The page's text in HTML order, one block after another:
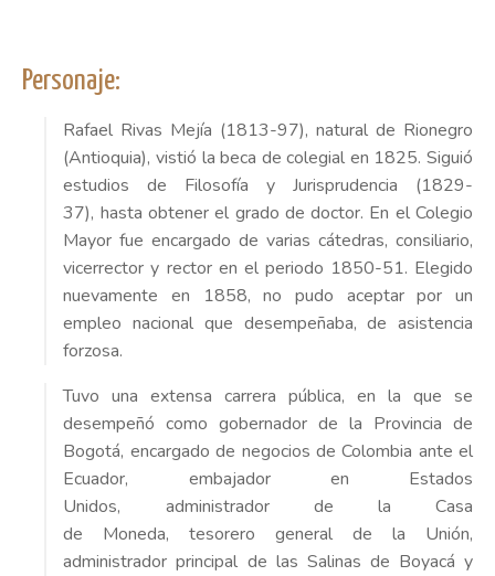
Personaje:
Rafael Rivas Mejía (1813-97), natural de Rionegro
(Antioquia), vistió la beca de colegial en 1825. Siguió
estudios de Filosofía y Jurisprudencia (1829-
37), hasta obtener el grado de doctor. En el Colegio
Mayor fue encargado de varias cátedras, consiliario,
vicerrector y rector en el periodo 1850-51. Elegido
nuevamente en 1858, no pudo aceptar por un
empleo nacional que desempeñaba, de asistencia
forzosa.
Tuvo una extensa carrera pública, en la que se
desempeñó como gobernador de la Provincia de
Bogotá, encargado de negocios de Colombia ante el
Ecuador, embajador en Estados
Unidos, administrador de la Casa
de Moneda, tesorero general de la Unión,
administrador principal de las Salinas de Boyacá y